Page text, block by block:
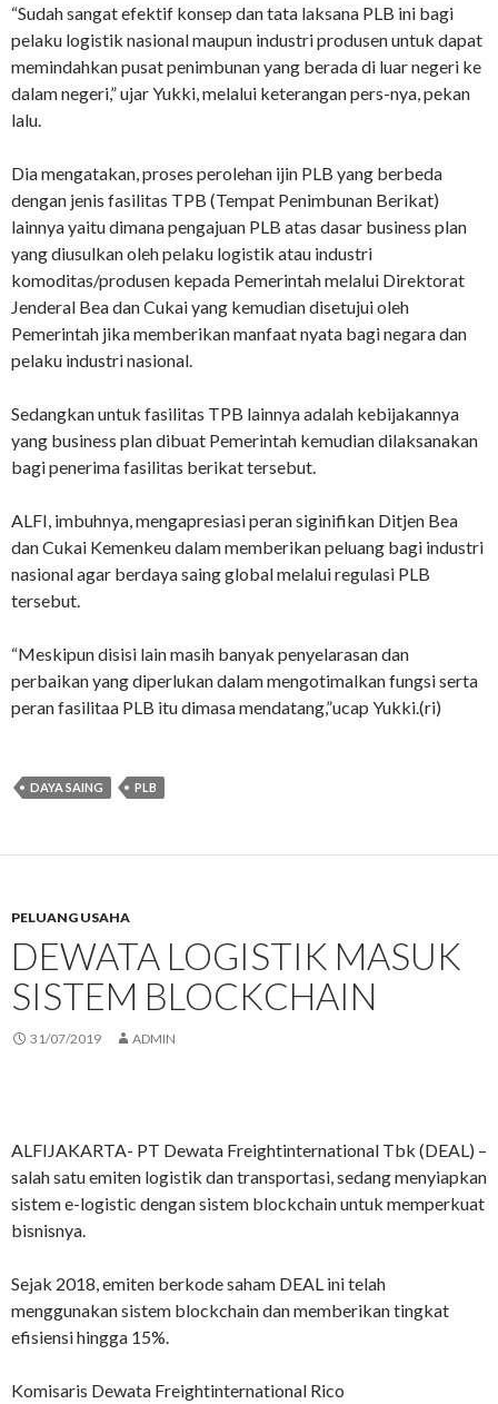
“Sudah sangat efektif konsep dan tata laksana PLB ini bagi
pelaku logistik nasional maupun industri produsen untuk dapat
memindahkan pusat penimbunan yang berada di luar negeri ke
dalam negeri,” ujar Yukki, melalui keterangan pers-nya, pekan
lalu.
Dia mengatakan, proses perolehan ijin PLB yang berbeda
dengan jenis fasilitas TPB (Tempat Penimbunan Berikat)
lainnya yaitu dimana pengajuan PLB atas dasar business plan
yang diusulkan oleh pelaku logistik atau industri
komoditas/produsen kepada Pemerintah melalui Direktorat
Jenderal Bea dan Cukai yang kemudian disetujui oleh
Pemerintah jika memberikan manfaat nyata bagi negara dan
pelaku industri nasional.
Sedangkan untuk fasilitas TPB lainnya adalah kebijakannya
yang business plan dibuat Pemerintah kemudian dilaksanakan
bagi penerima fasilitas berikat tersebut.
ALFI, imbuhnya, mengapresiasi peran siginifikan Ditjen Bea
dan Cukai Kemenkeu dalam memberikan peluang bagi industri
nasional agar berdaya saing global melalui regulasi PLB
tersebut.
“Meskipun disisi lain masih banyak penyelarasan dan
perbaikan yang diperlukan dalam mengotimalkan fungsi serta
peran fasilitaa PLB itu dimasa mendatang,”ucap Yukki.(ri)
DAYA SAING PLB
PELUANG USAHA
DEWATA LOGISTIK MASUK
SISTEM BLOCKCHAIN
31/07/2019 ADMIN
ALFIJAKARTA- PT Dewata Freightinternational Tbk (DEAL) –
salah satu emiten logistik dan transportasi, sedang menyiapkan
sistem e-logistic dengan sistem blockchain untuk memperkuat
bisnisnya.
Sejak 2018, emiten berkode saham DEAL ini telah
menggunakan sistem blockchain dan memberikan tingkat
efisiensi hingga 15%.
Komisaris Dewata Freightinternational Rico